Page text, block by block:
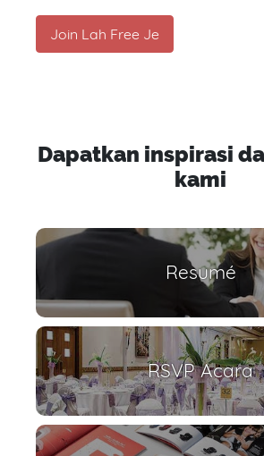
Join Lah Free Je
Dapatkan inspirasi
kami
Resumé
RSVP Acara